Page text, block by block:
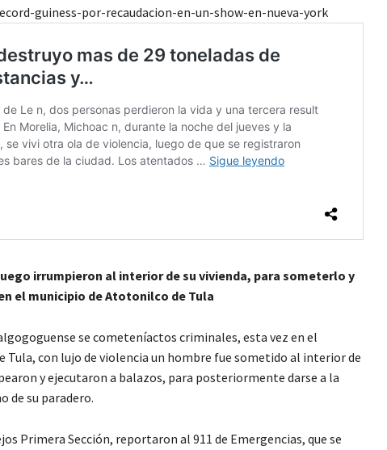
guiness-por-recaudacion-en-un-show-en-nueva-york
irrumpieron al interior de su vivienda, para someterlo y
el municipio de Atotonilco de Tula
se cometeníactos criminales, esta vez en el
Tula, con lujo de violencia un hombre fue sometido al interior de
y ejecutaron a balazos, para posteriormente darse a la
de su paradero.
Primera Sección, reportaron al 911 de Emergencias, que se